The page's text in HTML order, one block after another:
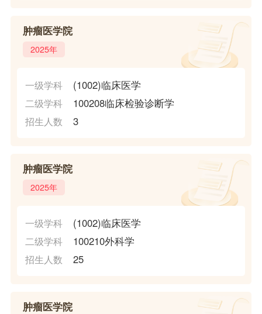
肿瘤医学院
2025年
一级学科 (1002)临床医学
二级学科 100208临床检验诊断学
招生人数 3
肿瘤医学院
2025年
一级学科 (1002)临床医学
二级学科 100210外科学
招生人数 25
肿瘤医学院